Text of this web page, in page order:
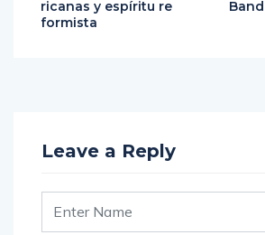
ricanas y espíritu re
formista
Leave a Reply